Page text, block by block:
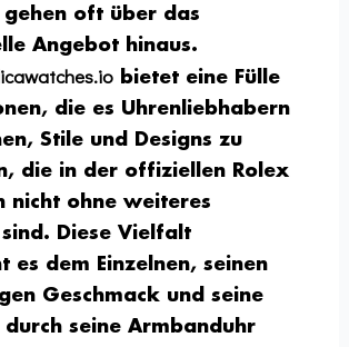
gehen oft über das
Angebot hinaus.
bietet eine Fülle
die es Uhrenliebhabern
Stile und Designs zu
die in der offiziellen Rolex
nicht ohne weiteres
Diese Vielfalt
es dem Einzelnen, seinen
Geschmack und seine
seine Armbanduhr